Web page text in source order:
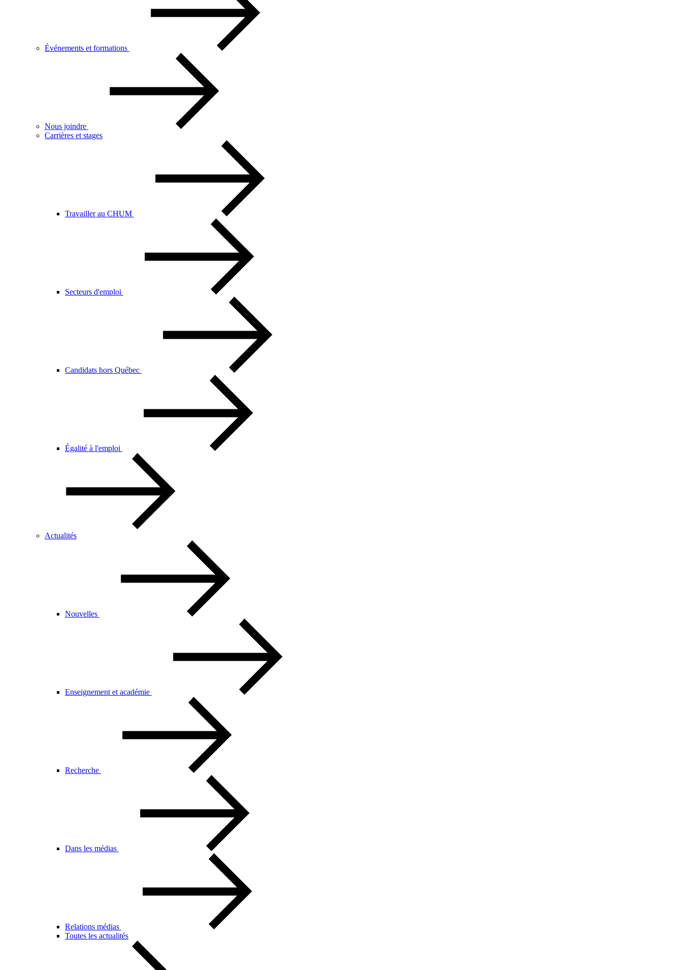
Événements et formations
Nous joindre
Carrières et stages
Travailler au CHUM
Secteurs d'emploi
Candidats hors Québec
Égalité à l'emploi
Actualités
Nouvelles
Enseignement et académie
Recherche
Dans les médias
Relations médias
Toutes les actualités